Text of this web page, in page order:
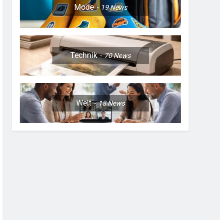
Mode 19News
Technik 70News
Welt 18News